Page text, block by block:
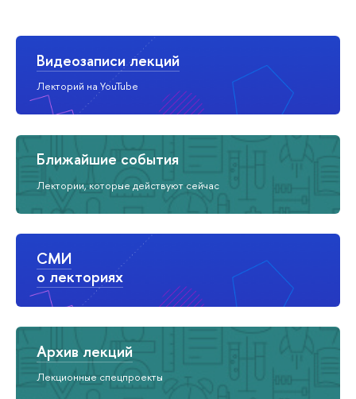
Видеозаписи лекций
Лекторий на YouTube
Ближайшие события
Лектории, которые действуют сейчас
СМИ
о лекториях
Архив лекций
Лекционные спецпроекты